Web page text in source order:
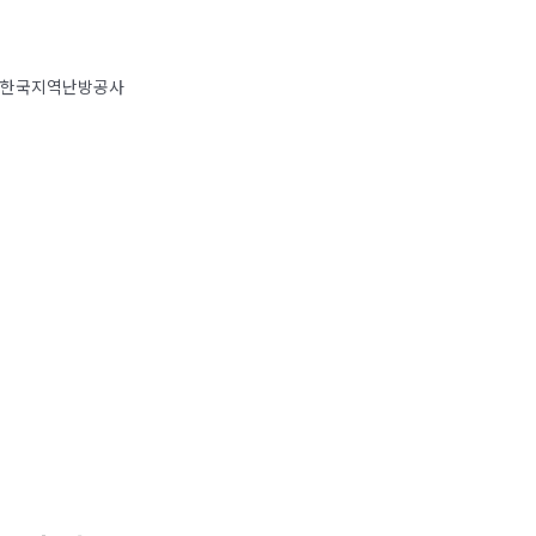
한국지역난방공사